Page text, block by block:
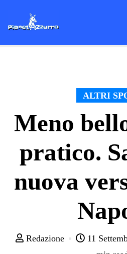
ALTRI
Meno
pratico.
nuova
Redazione 11